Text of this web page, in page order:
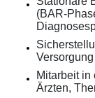
(BAR-
Mitarbeit in
Ärzten,